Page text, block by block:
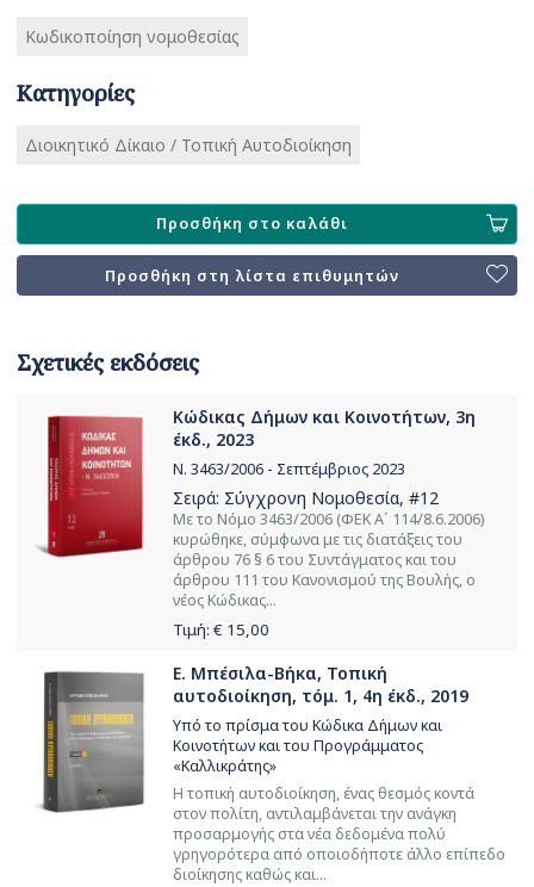
Κωδικοποίηση νομοθεσίας
Κατηγορίες
Διοικητικό Δίκαιο / Τοπική Αυτοδιοίκηση
Προσθήκη στο καλάθι
Προσθήκη στη λίστα επιθυμητών
Σχετικές εκδόσεις
Κώδικας Δήμων και Κοινοτήτων, 3η
έκδ., 2023
Ν. 3463/2006 - Σεπτέμβριος 2023
Σειρά: Σύγχρονη Νομοθεσία, #12
Με το Νόμο 3463/2006 (ΦΕΚ Α΄ 114/8.6.2006)
κυρώθηκε, σύμφωνα με τις διατάξεις του
άρθρου 76 § 6 του Συντάγματος και του
άρθρου 111 του Κανονισμού της Βουλής, ο
νέος Κώδικας...
Τιμή: € 15,00
Ε. Μπέσιλα-Βήκα, Τοπική
αυτοδιοίκηση, τόμ. 1, 4η έκδ., 2019
Υπό το πρίσμα του Κώδικα Δήμων και
Κοινοτήτων και του Προγράμματος
«Καλλικράτης»
Η τοπική αυτοδιοίκηση, ένας θεσμός κοντά
στον πολίτη, αντιλαμβάνεται την ανάγκη
προσαρμογής στα νέα δεδομένα πολύ
γρηγορότερα από οποιοδήποτε άλλο επίπεδο
διοίκησης καθώς και...